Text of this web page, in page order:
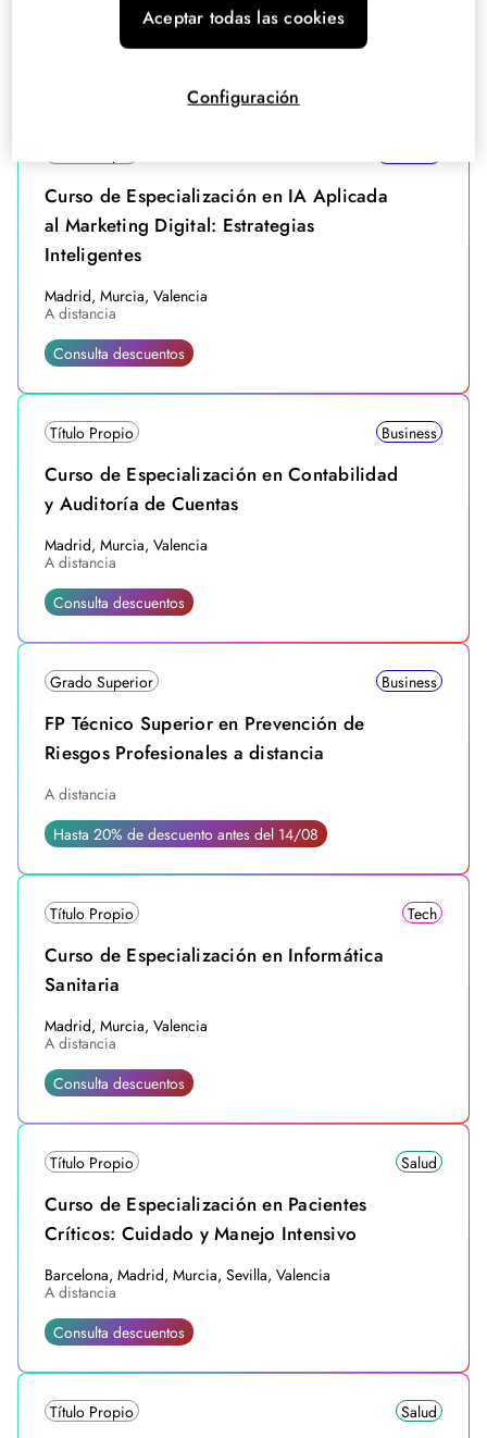
Madrid, Murcia, Valencia
Curso de Especialización en IA Aplicada
al Marketing Digital: Estrategias
Inteligentes
Madrid, Murcia, Valencia
A distancia
Consulta descuentos
Título Propio Business
Curso de Especialización en Contabilidad
y Auditoría de Cuentas
Madrid, Murcia, Valencia
A distancia
Consulta descuentos
Grado Superior Business
FP Técnico Superior en Prevención de
Riesgos Profesionales a distancia
A distancia
Hasta 20% de descuento antes del 14/08
Título Propio Tech
Curso de Especialización en Informática
Sanitaria
Madrid, Murcia, Valencia
A distancia
Consulta descuentos
Título Propio Salud
Curso de Especialización en Pacientes
Críticos: Cuidado y Manejo Intensivo
Barcelona, Madrid, Murcia, Sevilla, Valencia
A distancia
Consulta descuentos
Título Propio Salud
Aceptar todas las cookies
Configuración